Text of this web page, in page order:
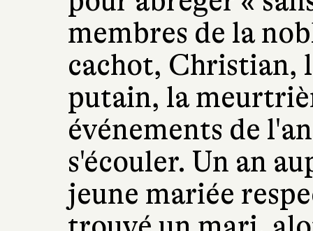
membres de la
cachot, Christian,
putain, la
événements de
s'écouler. Un an
jeune mariée